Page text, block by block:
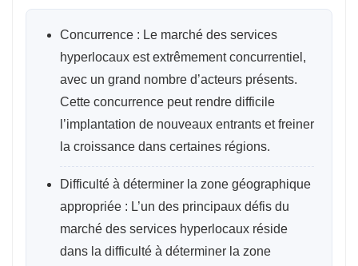
Concurrence : Le marché des services
hyperlocaux est extrêmement concurrentiel,
avec un grand nombre d’acteurs présents.
Cette concurrence peut rendre difficile
l’implantation de nouveaux entrants et freiner
la croissance dans certaines régions.
Difficulté à déterminer la zone géographique
appropriée : L’un des principaux défis du
marché des services hyperlocaux réside
dans la difficulté à déterminer la zone